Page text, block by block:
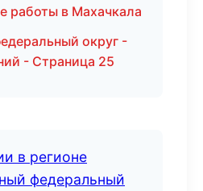
работы в Махачкала
округ -
- Страница 25
в регионе
федеральный